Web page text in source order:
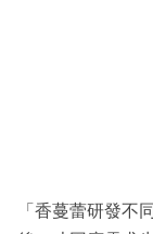
「香蔓蕾研發不